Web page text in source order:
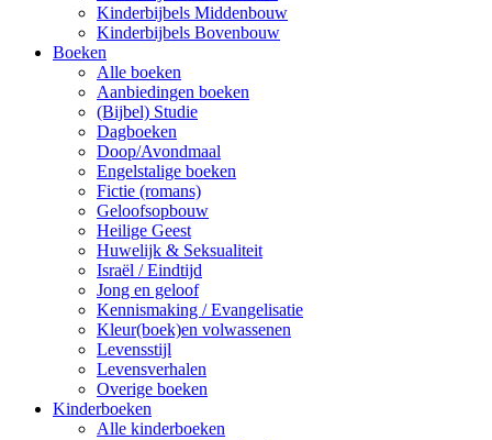
Kinderbijbels Middenbouw
Kinderbijbels Bovenbouw
Boeken
Alle boeken
Aanbiedingen boeken
(Bijbel) Studie
Dagboeken
Doop/Avondmaal
Engelstalige boeken
Fictie (romans)
Geloofsopbouw
Heilige Geest
Huwelijk & Seksualiteit
Israël / Eindtijd
Jong en geloof
Kennismaking / Evangelisatie
Kleur(boek)en volwassenen
Levensstijl
Levensverhalen
Overige boeken
Kinderboeken
Alle kinderboeken